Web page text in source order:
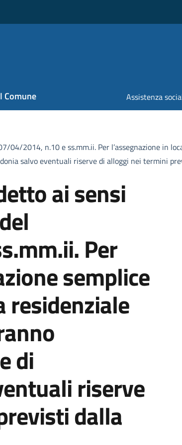
Comune Assistenza
04/2014, n.10 e ss.mm.ii. Per l’assegnazione in
salvo eventuali riserve di alloggi nei termini
ai sensi
Per
semplice
residenziale
di
riserve
dalla